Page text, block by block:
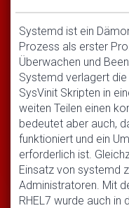
Systemd ist ein
Prozess als erster
Überwachen und
Systemd verlagert
SysVinit Skripten in
weiten Teilen einen
bedeutet aber auch,
funktioniert und ein
erforderlich ist.
Einsatz von systemd
Administratoren. Mit
RHEL7 wurde auch in